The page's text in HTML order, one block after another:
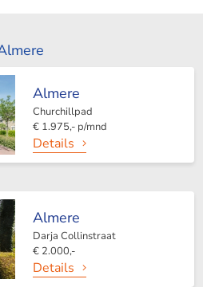
Almere
Churchillpad
€ 1.975,- p/mnd
Details
Almere
Darja Collinstraat
€ 2.000,-
Details